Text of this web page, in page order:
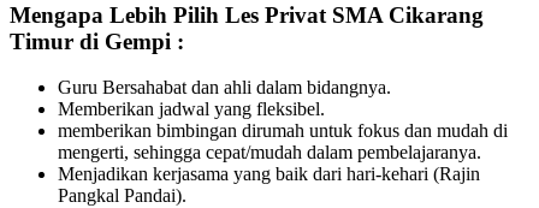
Mengapa Lebih Pilih Les Privat SMA Cikarang
Timur di Gempi :
Guru Bersahabat dan ahli dalam bidangnya.
Memberikan jadwal yang fleksibel.
memberikan bimbingan dirumah untuk fokus dan mudah di
mengerti, sehingga cepat/mudah dalam pembelajaranya.
Menjadikan kerjasama yang baik dari hari-kehari (Rajin
Pangkal Pandai).